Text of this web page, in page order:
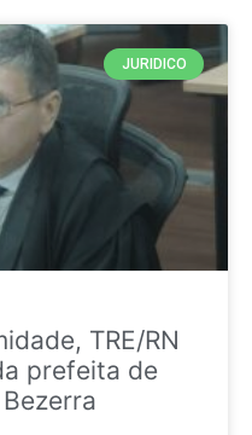
JURIDICO
TRE/RN
prefeita de